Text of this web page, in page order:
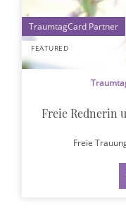
FEATURED
Freie Rednerin
Freie